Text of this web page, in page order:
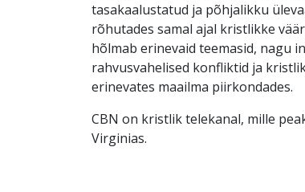
tasakaalustatud ja põhjalikku
rõhutades samal ajal kristlikke
hõlmab erinevaid teemasid, nagu
rahvusvahelised konfliktid ja
erinevates maailma piirkondades.
CBN on kristlik telekanal, mille
Virginias.